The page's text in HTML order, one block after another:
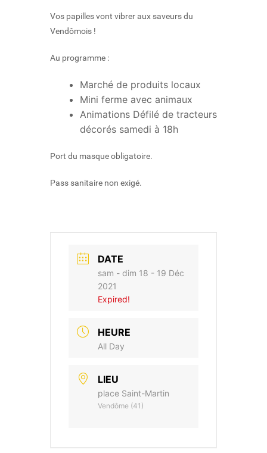
Vos papilles vont vibrer aux saveurs du
Vendômois !
Au programme :
Marché de produits locaux
Mini ferme avec animaux
Animations Défilé de tracteurs
décorés samedi à 18h
Port du masque obligatoire.
Pass sanitaire non exigé.
DATE
sam - dim 18 - 19 Déc
2021
Expired!
HEURE
All Day
LIEU
place Saint-Martin
Vendôme (41)